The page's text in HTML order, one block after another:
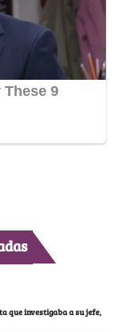
que investigaba a su jefe,